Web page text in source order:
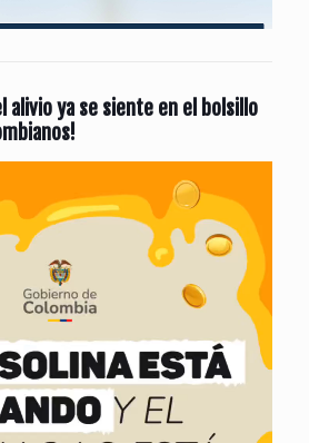
alivio ya se siente en el bolsillo